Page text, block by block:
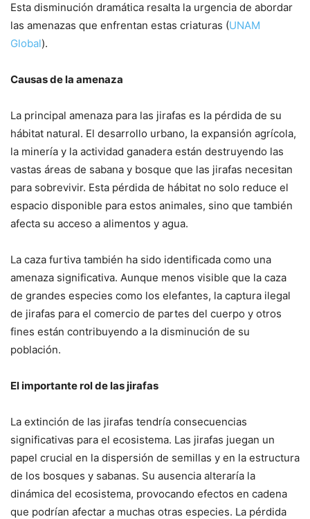
Esta disminución dramática resalta la urgencia de abordar
las amenazas que enfrentan estas criaturas (UNAM
Global).
Causas de la amenaza
La principal amenaza para las jirafas es la pérdida de su
hábitat natural. El desarrollo urbano, la expansión agrícola,
la minería y la actividad ganadera están destruyendo las
vastas áreas de sabana y bosque que las jirafas necesitan
para sobrevivir. Esta pérdida de hábitat no solo reduce el
espacio disponible para estos animales, sino que también
afecta su acceso a alimentos y agua.
La caza furtiva también ha sido identificada como una
amenaza significativa. Aunque menos visible que la caza
de grandes especies como los elefantes, la captura ilegal
de jirafas para el comercio de partes del cuerpo y otros
fines están contribuyendo a la disminución de su
población.
El importante rol de las jirafas
La extinción de las jirafas tendría consecuencias
significativas para el ecosistema. Las jirafas juegan un
papel crucial en la dispersión de semillas y en la estructura
de los bosques y sabanas. Su ausencia alteraría la
dinámica del ecosistema, provocando efectos en cadena
que podrían afectar a muchas otras especies. La pérdida